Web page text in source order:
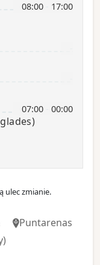
08:00 17:00
07:00 00:00
ulec zmianie.
Puntarenas